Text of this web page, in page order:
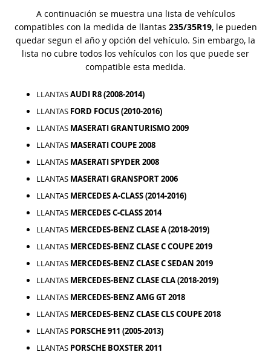
A continuación se muestra una lista de vehículos
compatibles con la medida de llantas 235/35R19, le pueden
quedar segun el año y opción del vehículo. Sin embargo, la
lista no cubre todos los vehículos con los que puede ser
compatible esta medida.
LLANTASAUDI R8 (2008-2014)
LLANTAS FORD FOCUS (2010-2016)
LLANTAS MASERATI GRANTURISMO 2009
LLANTAS MASERATI COUPE 2008
LLANTAS MASERATI SPYDER 2008
LLANTAS MASERATI GRANSPORT 2006
LLANTAS MERCEDES A-CLASS (2014-2016)
LLANTAS MERCEDES C-CLASS 2014
LLANTAS MERCEDES-BENZ CLASE A (2018-2019)
LLANTAS MERCEDES-BENZ CLASE C COUPE 2019
LLANTAS MERCEDES-BENZ CLASE C SEDAN 2019
LLANTAS MERCEDES-BENZ CLASE CLA (2018-2019)
LLANTAS MERCEDES-BENZ AMG GT 2018
LLANTAS MERCEDES-BENZ CLASE CLS COUPE 2018
LLANTAS PORSCHE 911 (2005-2013)
LLANTAS PORSCHE BOXSTER 2011